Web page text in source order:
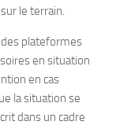
le terrain.
plateformes
en situation
en cas
la situation se
dans un cadre